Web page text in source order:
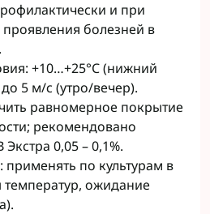
и при
болезней в
+10…+25°C (нижний
5 м/с (утро/вечер).
равномерное покрытие
рекомендовано
0,05 – 0,1%.
применять по культурам в
температур, ожидание